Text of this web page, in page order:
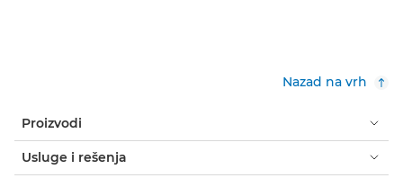
Nazad na vrh
Proizvodi
Usluge i rešenja